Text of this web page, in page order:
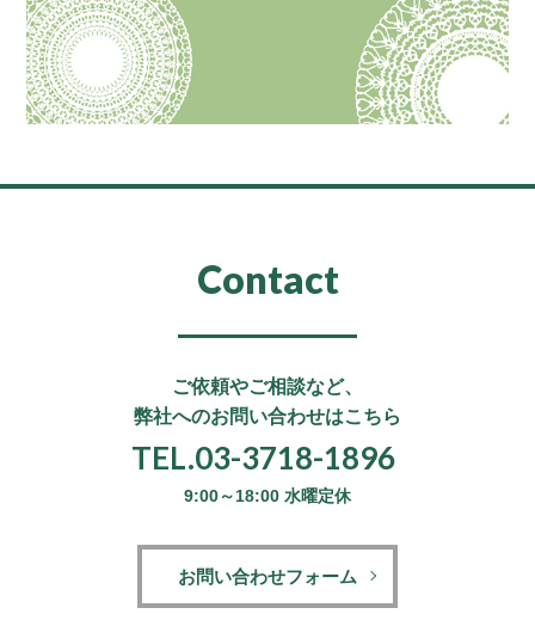
Contact
ご依頼やご相談など、
弊社へのお問い合わせはこちら
TEL.03-3718-1896
9:00～18:00 水曜定休
お問い合わせフォーム